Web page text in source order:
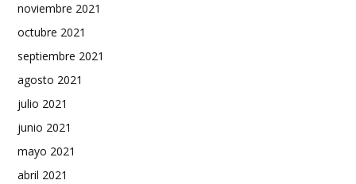
noviembre 2021
octubre 2021
septiembre 2021
agosto 2021
julio 2021
junio 2021
mayo 2021
abril 2021